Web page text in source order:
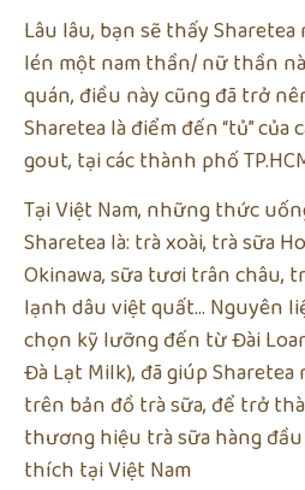
Lâu lâu, bạn sẽ thấy
lén một nam thần/ nữ thần
quán, điều này cũng đã trở
Sharetea là điểm đến “tủ” của
gout, tại các thành phố
Tại Việt Nam, những thức
Sharetea là: trà xoài, trà sữa
Okinawa, sữa tươi trân châu,
lạnh dâu việt quất… Nguyên
chọn kỹ lưỡng đến từ Đài
Đà Lạt Milk), đã giúp
trên bản đồ trà sữa, để trở
thương hiệu trà sữa hàng
thích tại Việt Nam